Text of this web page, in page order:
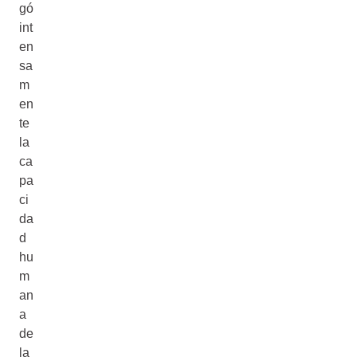
gó
int
en
sa
m
en
te
la
ca
pa
ci
da
d
hu
m
an
a
de
la